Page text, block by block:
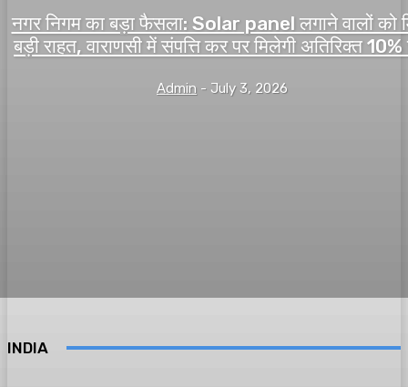
नगर निगम का बड़ा फैसला: Solar panel लगाने वालों को
बड़ी राहत, वाराणसी में संपत्ति कर पर मिलेगी अतिरिक्त
Admin - July 3, 2026
INDIA